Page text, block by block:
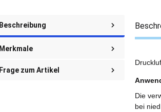
Beschreibung
Merkmale
Frage zum Artikel
Die
bei